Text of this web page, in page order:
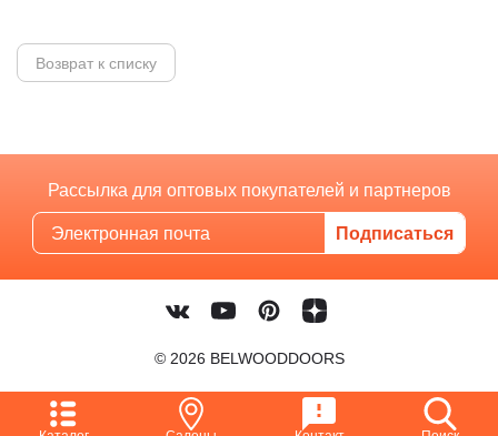
Возврат к списку
Рассылка для оптовых покупателей и партнеров
© 2026 BELWOODDOORS